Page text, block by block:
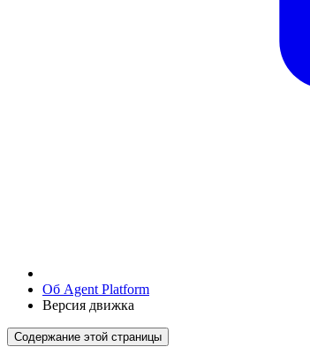
Об Agent Platform
Версия движка
Содержание этой страницы